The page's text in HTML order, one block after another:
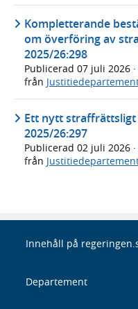
Kompletterande
om överföring av
2025/26:298
Publicerad 07 juli 2026 ·
från
Ett nytt straffrättsligt
2025/26:297
Publicerad 02 juli 2026 ·
från
Innehåll på
Departement